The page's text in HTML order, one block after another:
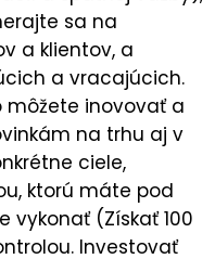
sa na
a klientov, a
a vracajúcich.
môžete inovovať a
na trhu aj v
ciele,
ktorú máte pod
vykonať (Získať 100
Investovať